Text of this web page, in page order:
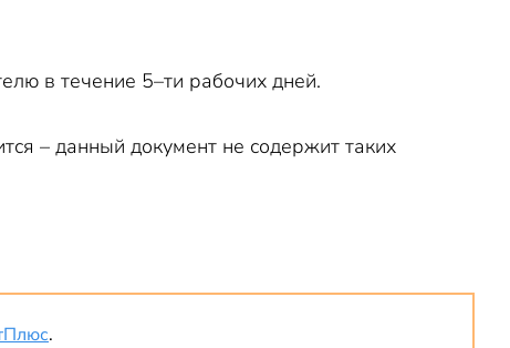
в течение 5–ти рабочих дней.
– данный документ не содержит таких
.